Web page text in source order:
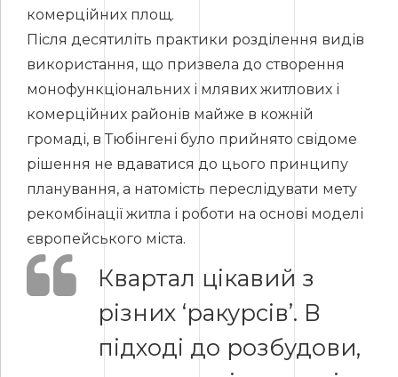
комерційних площ.
Після десятиліть практики розділення видів
використання, що призвела до створення
монофункціональних і млявих житлових і
комерційних районів майже в кожній
громаді, в Тюбінгені було прийнято свідоме
рішення не вдаватися до цього принципу
планування, а натомість переслідувати мету
рекомбінації житла і роботи на основі моделі
європейського міста.
Квартал цікавий з
різних ‘ракурсів’. В
підході до розбудови,